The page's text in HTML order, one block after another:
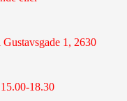
1, 2630
18.30